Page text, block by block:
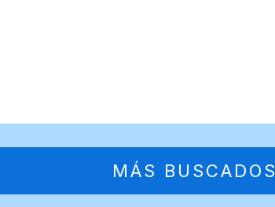
MÁS BUSCADOS